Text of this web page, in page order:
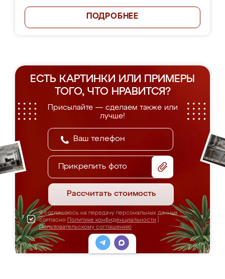
ПОДРОБНЕЕ
ЕСТЬ КАРТИНКИ ИЛИ ПРИМЕРЫ
ТОГО, ЧТО НРАВИТСЯ?
Присылайте — сделаем также или
лучше!
Прикрепить фото
Рассчитать стоимость
Я соглашаюсь на передачу персональных данных
согласно Политике конфиденциальности
Пользовательскому соглашению